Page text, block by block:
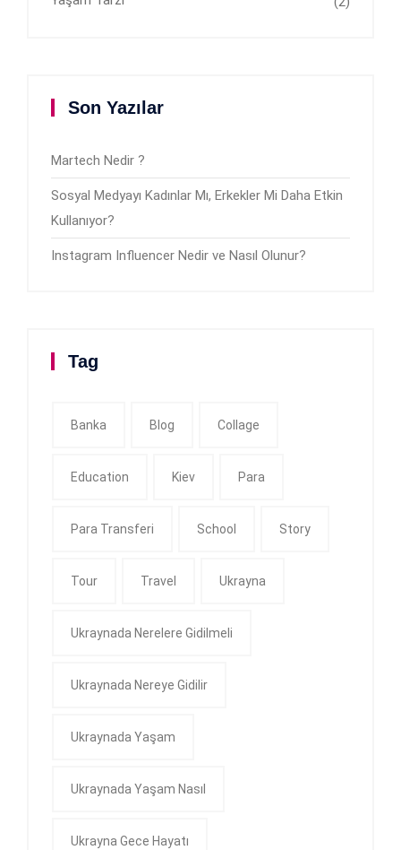
Son Yazılar
Martech Nedir ?
Sosyal Medyayı Kadınlar Mı, Erkekler Mi Daha Etkin
Kullanıyor?
Instagram Influencer Nedir ve Nasıl Olunur?
Tag
Banka Blog Collage
Education Kiev Para
Para Transferi School Story
Tour Travel Ukrayna
Ukraynada Nerelere Gidilmeli
Ukraynada Nereye Gidilir
Ukraynada Yaşam
Ukraynada Yaşam Nasıl
Ukrayna Gece Hayatı